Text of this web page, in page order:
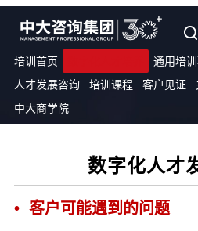
培训首页 通用培
人才发展咨询
培训课程 客户见证
中大商学院
数字化人才
• 客户可能遇到的问题